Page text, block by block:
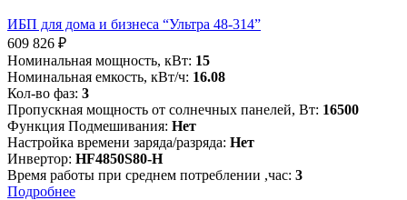
ИБП для дома и бизнеса “Ультра 48-314”
609 826 ₽
Номинальная мощность, кВт: 15
Номинальная емкость, кВт/ч: 16.08
Кол-во фаз: 3
Пропускная мощность от солнечных панелей, Вт: 16500
Функция Подмешивания: Нет
Настройка времени заряда/разряда: Нет
Инвертор: HF4850S80-H
Время работы при среднем потреблении ,час: 3
Подробнее